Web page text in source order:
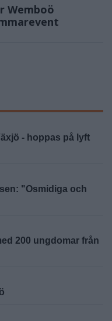
Wemboö
- hoppas på lyft
"Osmidiga och
200 ungdomar från